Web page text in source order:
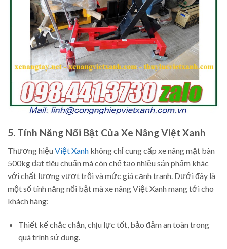
5. Tính Năng Nổi Bật Của Xe Nâng Việt Xanh
Thương hiệuViệt Xanh không chỉ cung cấp xe nâng mặt bàn
500kg đạt tiêu chuẩn mà còn chế tạo nhiều sản phẩm khác
với chất lượng vượt trội và mức giá cạnh tranh. Dưới đây là
một số tính năng nổi bật mà xe nâng Việt Xanh mang tới cho
khách hàng:
Thiết kế chắc chắn, chịu lực tốt, bảo đảm an toàn trong
quá trình sử dụng.